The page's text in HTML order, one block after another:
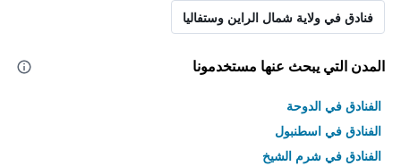
فنادق في ولاية شمال الراين وستفاليا
المدن التي يبحث عنها مستخدمونا
الفنادق في الدوحة
الفنادق في اسطنبول
الفنادق في شرم الشيخ